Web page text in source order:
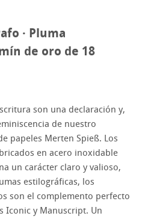
· Pluma
de oro de 18
son una declaración y,
de nuestro
papeles Merten Spieß. Los
en acero inoxidable
un carácter claro y valioso,
estilográficas, los
son el complemento perfecto
Iconic y Manuscript. Un